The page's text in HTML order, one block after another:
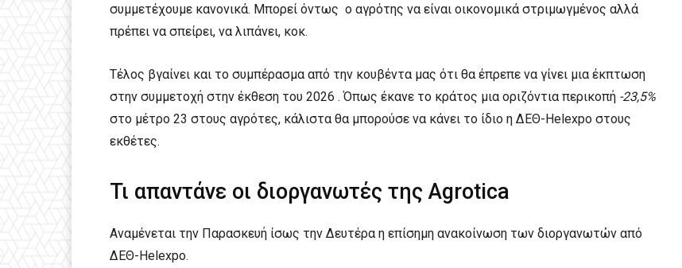
συμμετέχουμε κανονικά. Μπορεί όντως ο αγρότης να είναι οικονομικά στριμωγμένος αλλά
πρέπει να σπείρει, να λιπάνει, κοκ.
Τέλος βγαίνει και το συμπέρασμα από την κουβέντα μας ότι θα έπρεπε να γίνει μια έκπτωση
στην συμμετοχή στην έκθεση του 2026 . Όπως έκανε το κράτος μια οριζόντια περικοπή -23,5%
στο μέτρο 23 στους αγρότες, κάλιστα θα μπορούσε να κάνει το ίδιο η ΔΕΘ-Helexpo στους
εκθέτες.
Τι απαντάνε οι διοργανωτές της Agrotica
Αναμένεται την Παρασκευή ίσως την Δευτέρα η επίσημη ανακοίνωση των διοργανωτών από
ΔΕΘ-Helexpo.